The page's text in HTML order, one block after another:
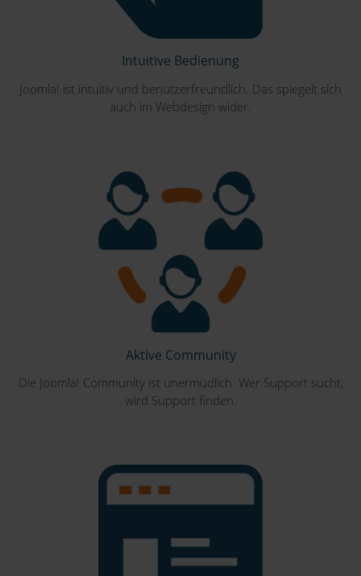
Intuitive Bedienung
Joomla! ist intuitiv und benutzerfreundlich. Das spiegelt sich
auch im Webdesign wider.
Aktive Community
Die Joomla! Community ist unermüdlich. Wer Support sucht,
wird Support finden.